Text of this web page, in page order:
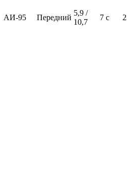
АИ-95 Передний
5,9 /
10,7
7 с